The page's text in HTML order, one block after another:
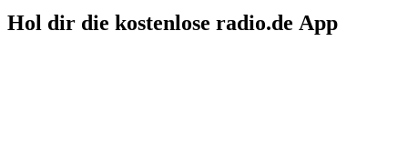
Hol dir die kostenlose radio.de App